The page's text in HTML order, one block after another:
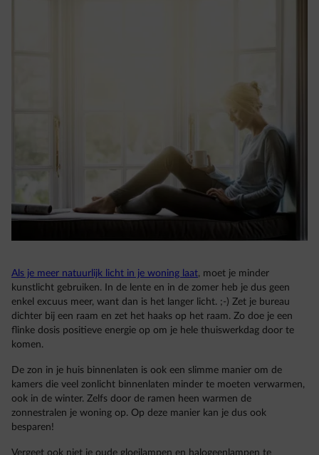
Als je meer natuurlijk licht in je woning laat, moet je minder
kunstlicht gebruiken. In de lente en in de zomer heb je dus geen
enkel excuus meer, want dan is het langer licht. ;-) Zet je bureau
dichter bij een raam en zet het haaks op het raam. Zo doe je een
flinke dosis positieve energie op om je hele thuiswerkdag door te
komen.
De zon in je huis binnenlaten is ook een slimme manier om de
kamers die veel zonlicht binnenlaten minder te moeten verwarmen,
ook in de winter. Zelfs door de ramen heen warmen de
zonnestralen je woning op. Op deze manier kan je dus ook
besparen!
Vergeet ook niet je oude gloeilampen en halogeenlampen te